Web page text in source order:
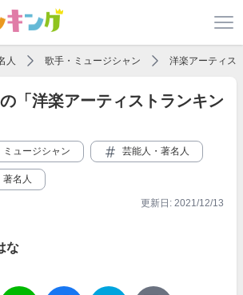
人 歌手・ミュージシャン 洋楽アーティス
「洋楽アーティストランキン
ミュージシャン 芸能人・著名人
名人
更新日: 2021/12/13
な